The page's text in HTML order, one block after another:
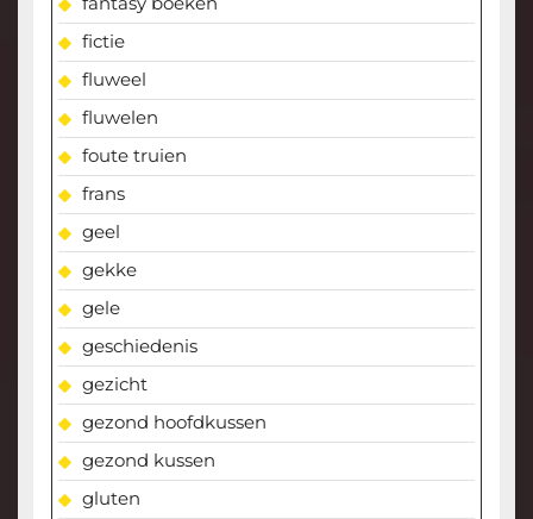
fictie
fluweel
fluwelen
foute truien
frans
geel
gekke
gele
geschiedenis
gezicht
gezond hoofdkussen
gezond kussen
gluten